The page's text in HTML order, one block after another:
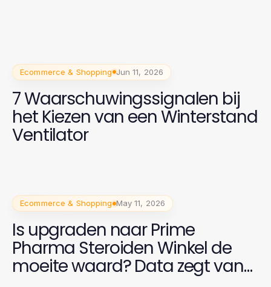
Ecommerce & Shopping Jun 11, 2026
7 Waarschuwingssignalen bij
het Kiezen van een Winterstand
Ventilator
Ecommerce & Shopping May 11, 2026
Is upgraden naar Prime
Pharma Steroiden Winkel de
moeite waard? Data zegt van